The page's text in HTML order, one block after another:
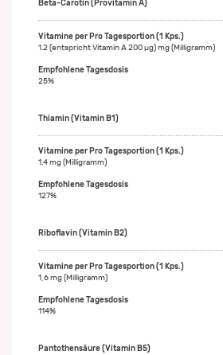
Beta-Carotin (Provitamin A)
1.2 (entspricht Vitamin A 200 µg) mg (Milligramm)
25%
Thiamin (Vitamin B1)
1.4 mg (Milligramm)
127%
Riboflavin (Vitamin B2)
1,6 mg (Milligramm)
114%
Pantothensäure (Vitamin B5)